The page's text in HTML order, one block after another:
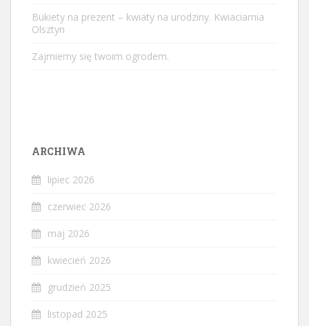
Bukiety na prezent – kwiaty na urodziny. Kwiaciarnia
Olsztyn
Zajmiemy się twoim ogrodem.
ARCHIWA
lipiec 2026
czerwiec 2026
maj 2026
kwiecień 2026
grudzień 2025
listopad 2025